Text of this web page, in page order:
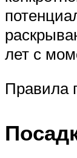
лет с
Правила